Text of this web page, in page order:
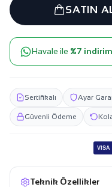
SATIN
Havale ile %7
Sertifikalı Ayar
Güvenli Ödeme
VISA
Teknik Özellikler